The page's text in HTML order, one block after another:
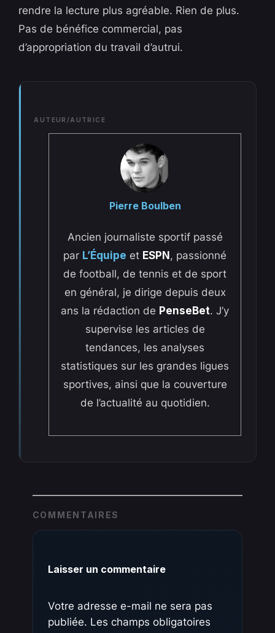
rendre la lecture plus agréable. Rien de plus.
Pas de bénéfice commercial, pas
d’appropriation du travail d’autrui.
AUTEUR/AUTRICE
Pierre Boulben
Ancien journaliste sportif passé
par L’Équipe et ESPN , passionné
de football, de tennis et de sport
en général, je dirige depuis deux
ans la rédaction de PenseBet. J’y
supervise les articles de
tendances, les analyses
statistiques sur les grandes ligues
sportives, ainsi que la couverture
de l’actualité au quotidien.
COMMENTAIRES
Laisser un commentaire
Votre adresse e-mail ne sera pas
publiée. Les champs obligatoires